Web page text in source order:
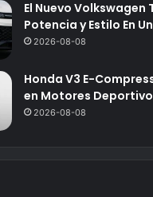
El Nuevo Volkswagen
Potencia y Estilo En
2026-08-08
Honda V3 E-
en Motores
2026-08-08